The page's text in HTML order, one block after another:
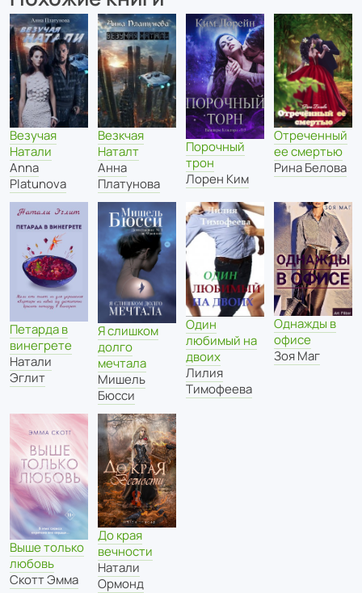
Везучая
Натали
Anna
Platunova
Везкчая
Наталт
Анна
Платунова
Порочный
трон
Лорен Ким
Отреченный
ее смертью
Рина Белова
Петарда в
винегрете
Натали
Эглит
Я слишком
долго
мечтала
Мишель
Бюсси
Один
любимый на
двоих
Лилия
Тимофеева
Однажды в
офисе
Зоя Маг
Выше только
любовь
Скотт Эмма
До края
вечности
Натали
Ормонд